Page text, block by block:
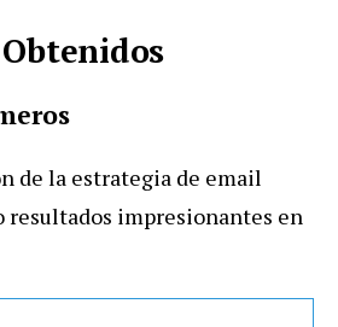
de la estrategia de email
impresionantes en